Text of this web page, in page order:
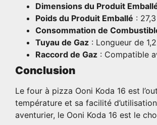
Dimensions du Produit
Poids du Produit Emballé :
Consommation de
Tuyau de Gaz : Longueur de
Raccord de Gaz : Compatible
Conclusion
Le four à pizza Ooni Koda 16 est
température et sa facilité
aventurier, le Ooni Koda 16 est le